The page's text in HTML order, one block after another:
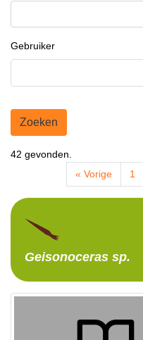
Gebruiker
Zoeken
42 gevonden.
« Vorige
1
Geisonoceras sp.